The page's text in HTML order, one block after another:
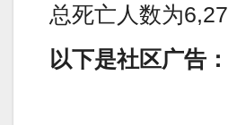
总死亡人数为
以下是社区广告：